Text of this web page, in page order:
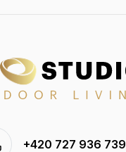
+420 727 936 739